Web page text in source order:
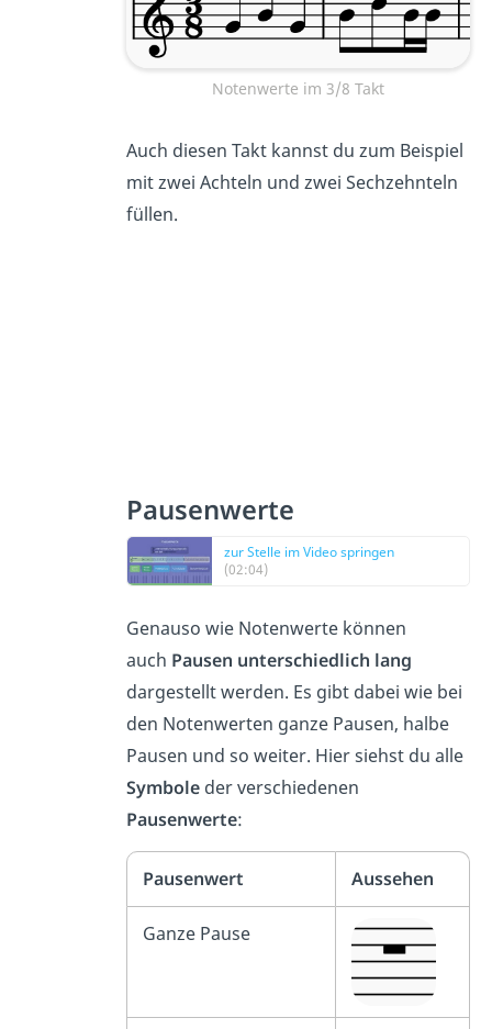
Notenwerte im 3/8 Takt
Auch diesen Takt kannst du zum Beispiel
mit zwei Achteln und zwei Sechzehnteln
füllen.
Pausenwerte
zur Stelle im Video springen
(02:04)
Genauso wie Notenwerte können
auch Pausen unterschiedlich lang
dargestellt werden. Es gibt dabei wie bei
den Notenwerten ganze Pausen, halbe
Pausen und so weiter. Hier siehst du alle
Symbole der verschiedenen
Pausenwerte:
Pausenwert Aussehen
Ganze Pause